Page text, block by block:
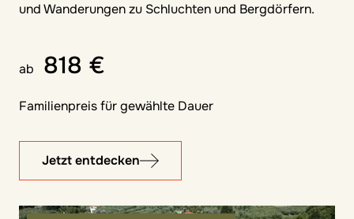
und Wanderungen zu Schluchten und Bergdörfern.
ab 818 €
Familienpreis für gewählte Dauer
Jetzt entdecken